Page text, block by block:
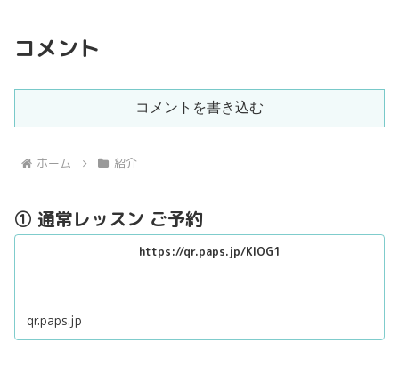
コメント
コメントを書き込む
ホーム 紹介
① 通常レッスン ご予約
https://qr.paps.jp/KlOG1
qr.paps.jp